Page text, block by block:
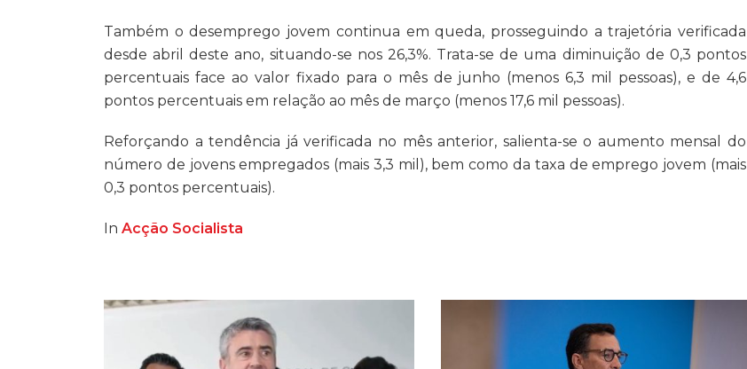
Também o desemprego jovem continua em queda, prosseguindo a trajetória verificada
desde abril deste ano, situando-se nos 26,3%. Trata-se de uma diminuição de 0,3 pontos
percentuais face ao valor fixado para o mês de junho (menos 6,3 mil pessoas), e de 4,6
pontos percentuais em relação ao mês de março (menos 17,6 mil pessoas).
Reforçando a tendência já verificada no mês anterior, salienta-se o aumento mensal do
número de jovens empregados (mais 3,3 mil), bem como da taxa de emprego jovem (mais
0,3 pontos percentuais).
In Acção Socialista